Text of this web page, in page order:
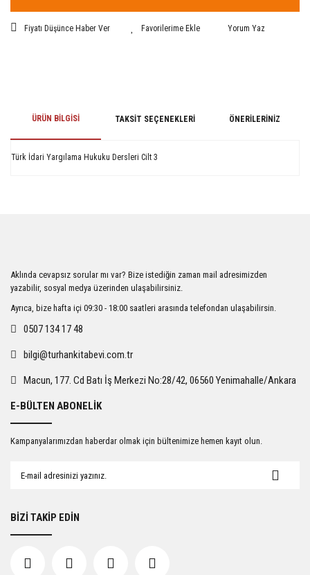
Fiyatı Düşünce Haber Ver Yorum Yaz
ÜRÜN BILGISI TAKSIT SEÇENEKLERI ÖNERILERINIZ
Türk İdari Yargılama Hukuku Dersleri Cilt 3
Ürün açıklamasında eksik bilgiler bulunuyor.
Ürün bilgilerinde hatalar bulunuyor.
Ürün fiyatı diğer sitelerden daha pahalı.
Gönder
Aklında cevapsız sorular mı var? Bize istediğin zaman mail adresimizden
yazabilir, sosyal medya üzerinden ulaşabilirsiniz.
Ayrıca, bize hafta içi 09:30 - 18:00 saatleri arasında telefondan ulaşabilirsin.
0507 134 17 48
bilgi@turhankitabevi.com.tr
Macun, 177. Cd Batı İş Merkezi No:28/42, 06560 Yenimahalle/Ankara
E-BÜLTEN ABONELİK
Kampanyalarımızdan haberdar olmak için bültenimize hemen kayıt olun.
BİZİ TAKİP EDİN